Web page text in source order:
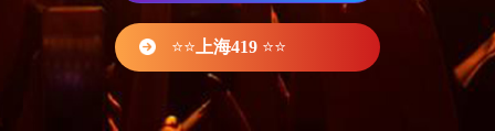
⭐⭐ 上海419 ⭐⭐